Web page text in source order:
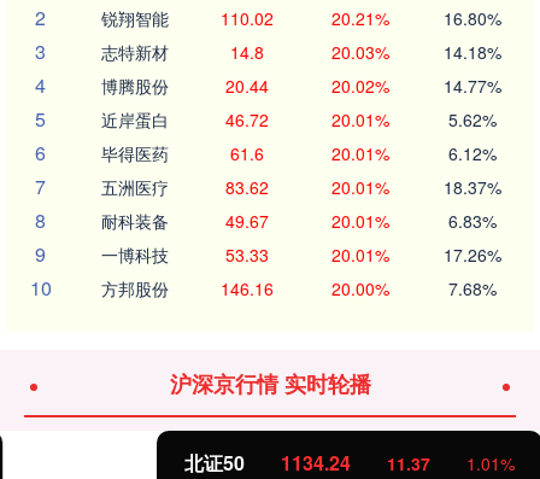
2 锐翔智能 110.02 20.21% 16.80%
3 志特新材 14.8 20.03% 14.18%
4 博腾股份 20.44 20.02% 14.77%
5 近岸蛋白 46.72 20.01% 5.62%
6 毕得医药 61.6 20.01% 6.12%
7 五洲医疗 83.62 20.01% 18.37%
8 耐科装备 49.67 20.01% 6.83%
9 一博科技 53.33 20.01% 17.26%
10 方邦股份 146.16 20.00% 7.68%
沪深京行情 实时轮播
1134.24 11.37 1.01%